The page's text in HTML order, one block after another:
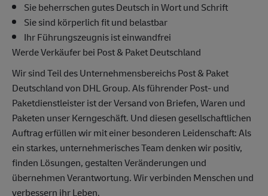
Sie beherrschen gutes Deutsch in Wort und Schrift
Sie sind körperlich fit und belastbar
Ihr Führungszeugnis ist einwandfrei
Werde Verkäufer bei Post & Paket Deutschland
Wir sind Teil des Unternehmensbereichs Post & Paket
Deutschland von DHL Group. Als führender Post- und
Paketdienstleister ist der Versand von Briefen, Waren und
Paketen unser Kerngeschäft. Und diesen gesellschaftlichen
Auftrag erfüllen wir mit einer besonderen Leidenschaft: Als
ein starkes, unternehmerisches Team denken wir positiv,
finden Lösungen, gestalten Veränderungen und
übernehmen Verantwortung. Wir verbinden Menschen und
verbessern ihr Leben.